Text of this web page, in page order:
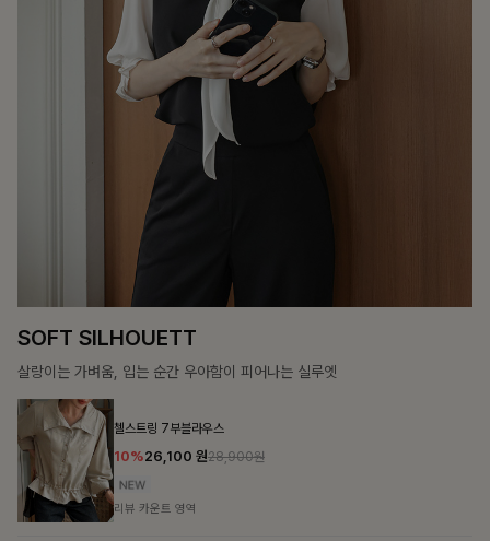
COZY ESSENTIAL
매일의 일상을 부드럽게 감싸줄 니트 컬렉션
론클디 브이넥니트
10%24,300원26,900원
리뷰 카운트 영역